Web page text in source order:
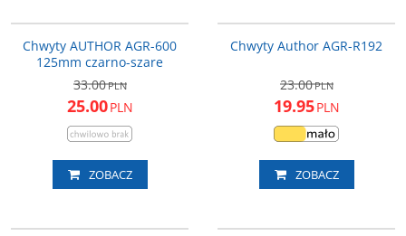
Chwyty AUTHOR AGR-600
125mm czarno-szare
33.00PLN
25.00PLN
ZOBACZ
Chwyty Author AGR-R192
23.00PLN
19.95PLN
ZOBACZ